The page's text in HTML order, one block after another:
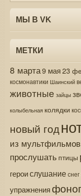
МЫ В VK
МЕТКИ
8 марта9 мая 23
космонавтики Шаинский
животные зайцы
колыбельная колядки
новый год
из мультфильмов
прослушать птицы
героислушаниеснег
упражнения